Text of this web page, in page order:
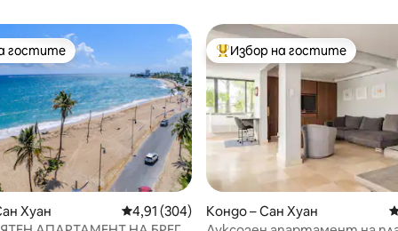
гостите
гостите
Хуан Средна оценка: 4,91 от 5, 304 отзива
4,91 (304)
Най-популярен избор на
Избор на гостите
Кондо – Сан Хуан